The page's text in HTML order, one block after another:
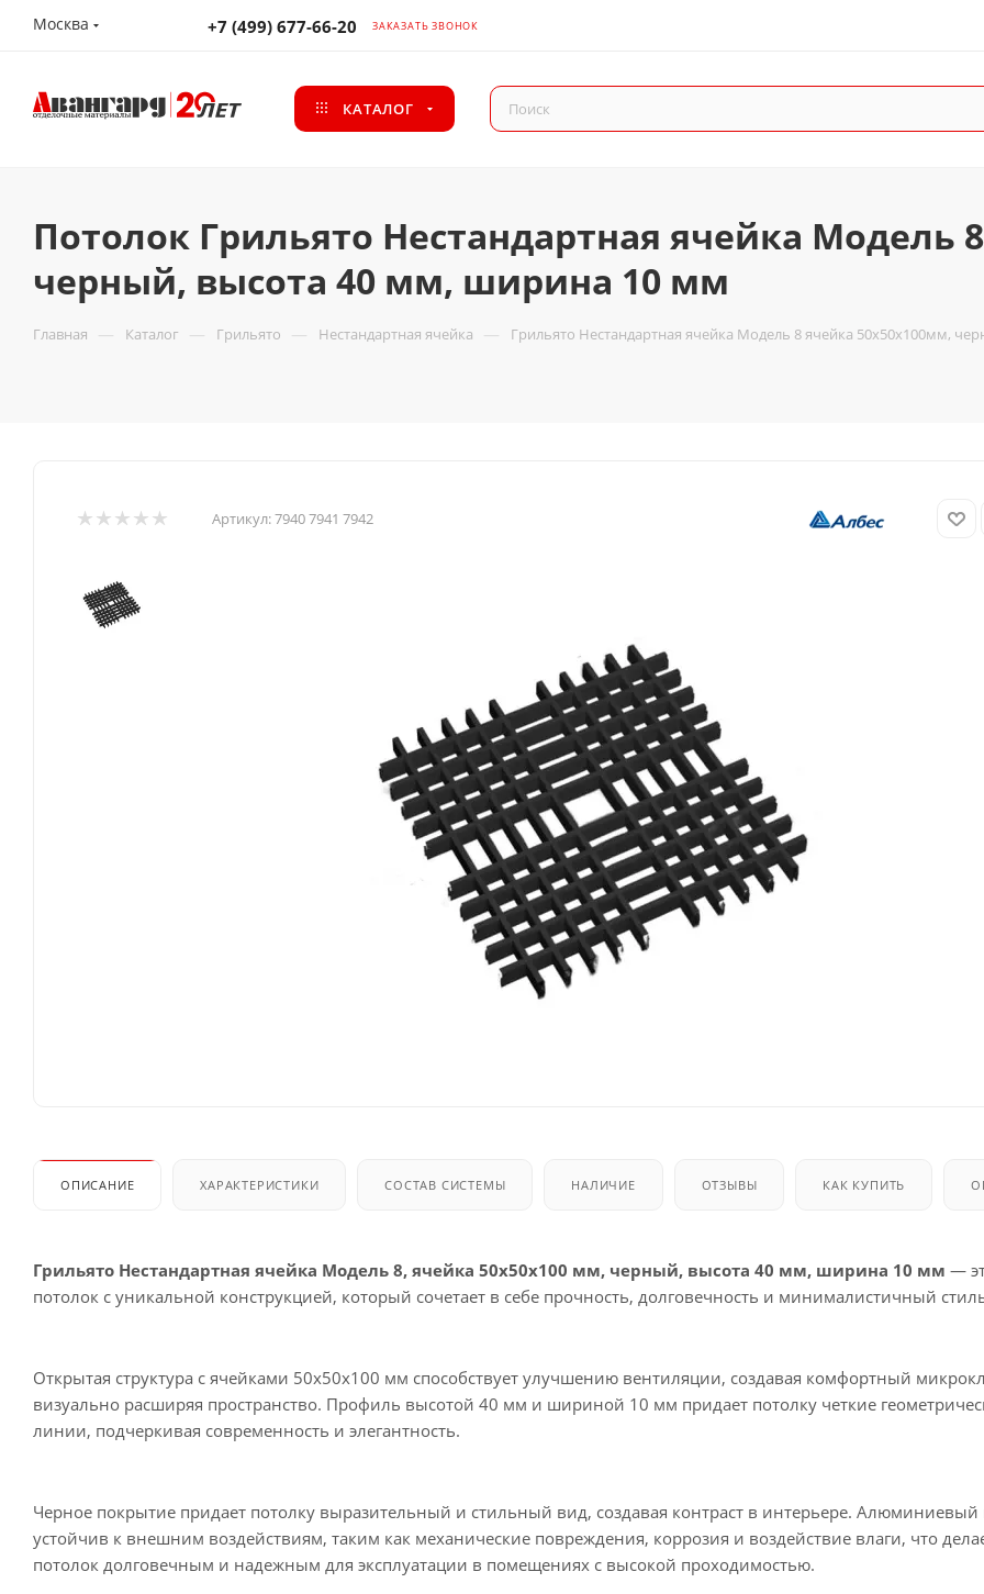
Москва +7 (499) 677-66-20 ЗАКАЗАТЬ ЗВОНОК
КАТАЛОГ
Потолок Грильято Нестандартная ячейка Модель
черный, высота 40 мм, ширина 10 мм
Главная — Каталог — Грильято — Нестандартная ячейка — Грильято Нестандартная ячейка Модель 8 ячейка 50х50х100мм,
Артикул:7940 7941 7942
ОПИСАНИЕ ХАРАКТЕРИСТИКИ СОСТАВ СИСТЕМЫ НАЛИЧИЕ ОТЗЫВЫ КАК КУПИТЬ
Грильято Нестандартная ячейка Модель 8, ячейка 50х50х100 мм, черный, высота 40 мм, ширина 10 мм —
потолок с уникальной конструкцией, который сочетает в себе прочность, долговечность и минималистичный
Открытая структура с ячейками 50х50х100 мм способствует улучшению вентиляции, создавая комфортный
визуально расширяя пространство. Профиль высотой 40 мм и шириной 10 мм придает потолку четкие
линии, подчеркивая современность и элегантность.
Черное покрытие придает потолку выразительный и стильный вид, создавая контраст в интерьере. Алюминиевый
устойчив к внешним воздействиям, таким как механические повреждения, коррозия и воздействие влаги, что
потолок долговечным и надежным для эксплуатации в помещениях с высокой проходимостью.